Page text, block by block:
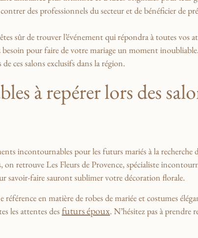
​des professionnels du secteur et de bénéficier de
sûr de ⁢trouver l’événement qui répondra à toutes vos
pour faire de‍ votre mariage un moment ‌inoubliable.
ces salons exclusifs dans​ la région.
à repérer ⁣lors⁢ des
incontournables pour les ‌futurs mariés à la recherche
on ⁣retrouveLes Fleurs de ⁢Provence,⁣ spécialiste
savoir-faire ​sauront sublimer ⁣votre décoration florale.
référence en matière ⁢de robes de mariée et⁢ costumes
les ⁢attentes desfuturs époux. N’hésitez pas à